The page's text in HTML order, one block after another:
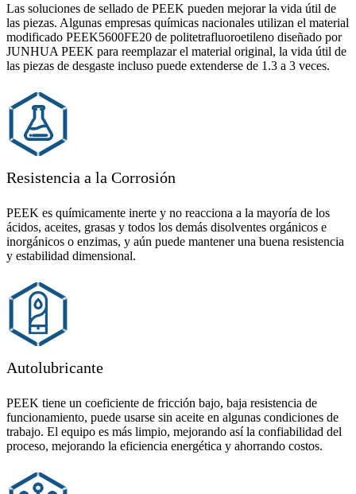
Las soluciones de sellado de PEEK pueden mejorar la vida útil de
las piezas. Algunas empresas químicas nacionales utilizan el material
modificado PEEK5600FE20 de politetrafluoroetileno diseñado por
JUNHUA PEEK para reemplazar el material original, la vida útil de
las piezas de desgaste incluso puede extenderse de 1.3 a 3 veces.
Resistencia a la Corrosión
PEEK es químicamente inerte y no reacciona a la mayoría de los
ácidos, aceites, grasas y todos los demás disolventes orgánicos e
inorgánicos o enzimas, y aún puede mantener una buena resistencia
y estabilidad dimensional.
Autolubricante
PEEK tiene un coeficiente de fricción bajo, baja resistencia de
funcionamiento, puede usarse sin aceite en algunas condiciones de
trabajo. El equipo es más limpio, mejorando así la confiabilidad del
proceso, mejorando la eficiencia energética y ahorrando costos.